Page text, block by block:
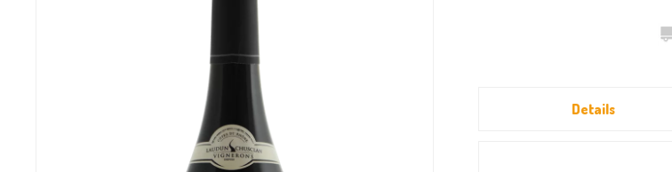
Details